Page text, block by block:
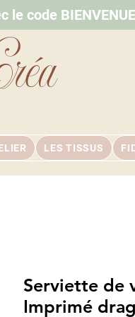
le code BIENVENUE
LES TISSUS
Serviette de
Imprimé